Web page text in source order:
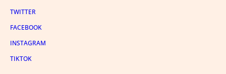
TWITTER
FACEBOOK
INSTAGRAM
TIKTOK